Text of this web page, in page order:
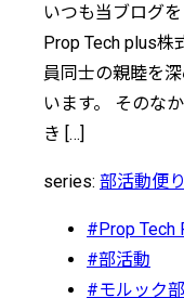
いつも当ブログ
Prop Tech plus株
員同士の親睦を
います。 そのな
き […]
series: 部活動便り
#Prop Tech
#部活動
#モルック部